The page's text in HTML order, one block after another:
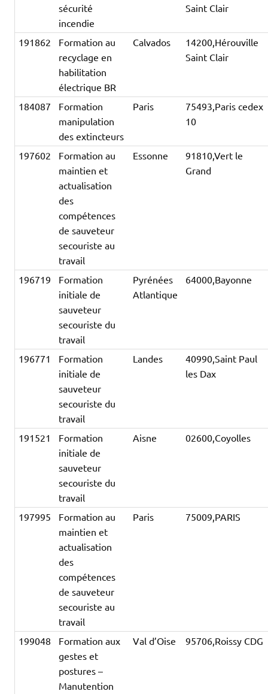
sécurité
incendie
Saint Clair
191862
Formation au
recyclage en
habilitation
électrique BR
Calvados
14200,Hérouville
Saint Clair
184087
Formation
manipulation
des extincteurs
Paris
75493,Paris cedex
10
197602
Formation au
maintien et
actualisation
des
compétences
de sauveteur
secouriste au
travail
Essonne
91810,Vert le
Grand
196719
Formation
initiale de
sauveteur
secouriste du
travail
Pyrénées
Atlantique
64000,Bayonne
196771
Formation
initiale de
sauveteur
secouriste du
travail
Landes
40990,Saint Paul
les Dax
191521
Formation
initiale de
sauveteur
secouriste du
travail
Aisne 02600,Coyolles
197995
Formation au
maintien et
actualisation
des
compétences
de sauveteur
secouriste au
travail
Paris 75009,PARIS
199048
Formation aux
gestes et
postures –
Manutention
Val d’Oise 95706,Roissy CDG